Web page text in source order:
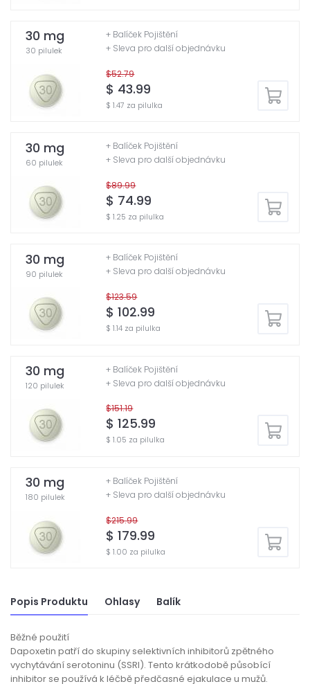
30 mg
30 pilulek
$52.79
$ 43.99
$ 1.47 za pilulka
+ Balíček Pojištění
+ Sleva pro další objednávku
30 mg
60 pilulek
$89.99
$ 74.99
$ 1.25 za pilulka
+ Balíček Pojištění
+ Sleva pro další objednávku
30 mg
90 pilulek
$123.59
$ 102.99
$ 1.14 za pilulka
+ Balíček Pojištění
+ Sleva pro další objednávku
30 mg
120 pilulek
$151.19
$ 125.99
$ 1.05 za pilulka
+ Balíček Pojištění
+ Sleva pro další objednávku
30 mg
180 pilulek
$215.99
$ 179.99
$ 1.00 za pilulka
+ Balíček Pojištění
+ Sleva pro další objednávku
Popis Produktu Ohlasy Balík
Běžné použití
Dapoxetin patří do skupiny selektivních inhibitorů zpětného
vychytávání serotoninu (SSRI). Tento krátkodobě působící
inhibitor se používá k léčbě předčasné ejakulace u mužů.